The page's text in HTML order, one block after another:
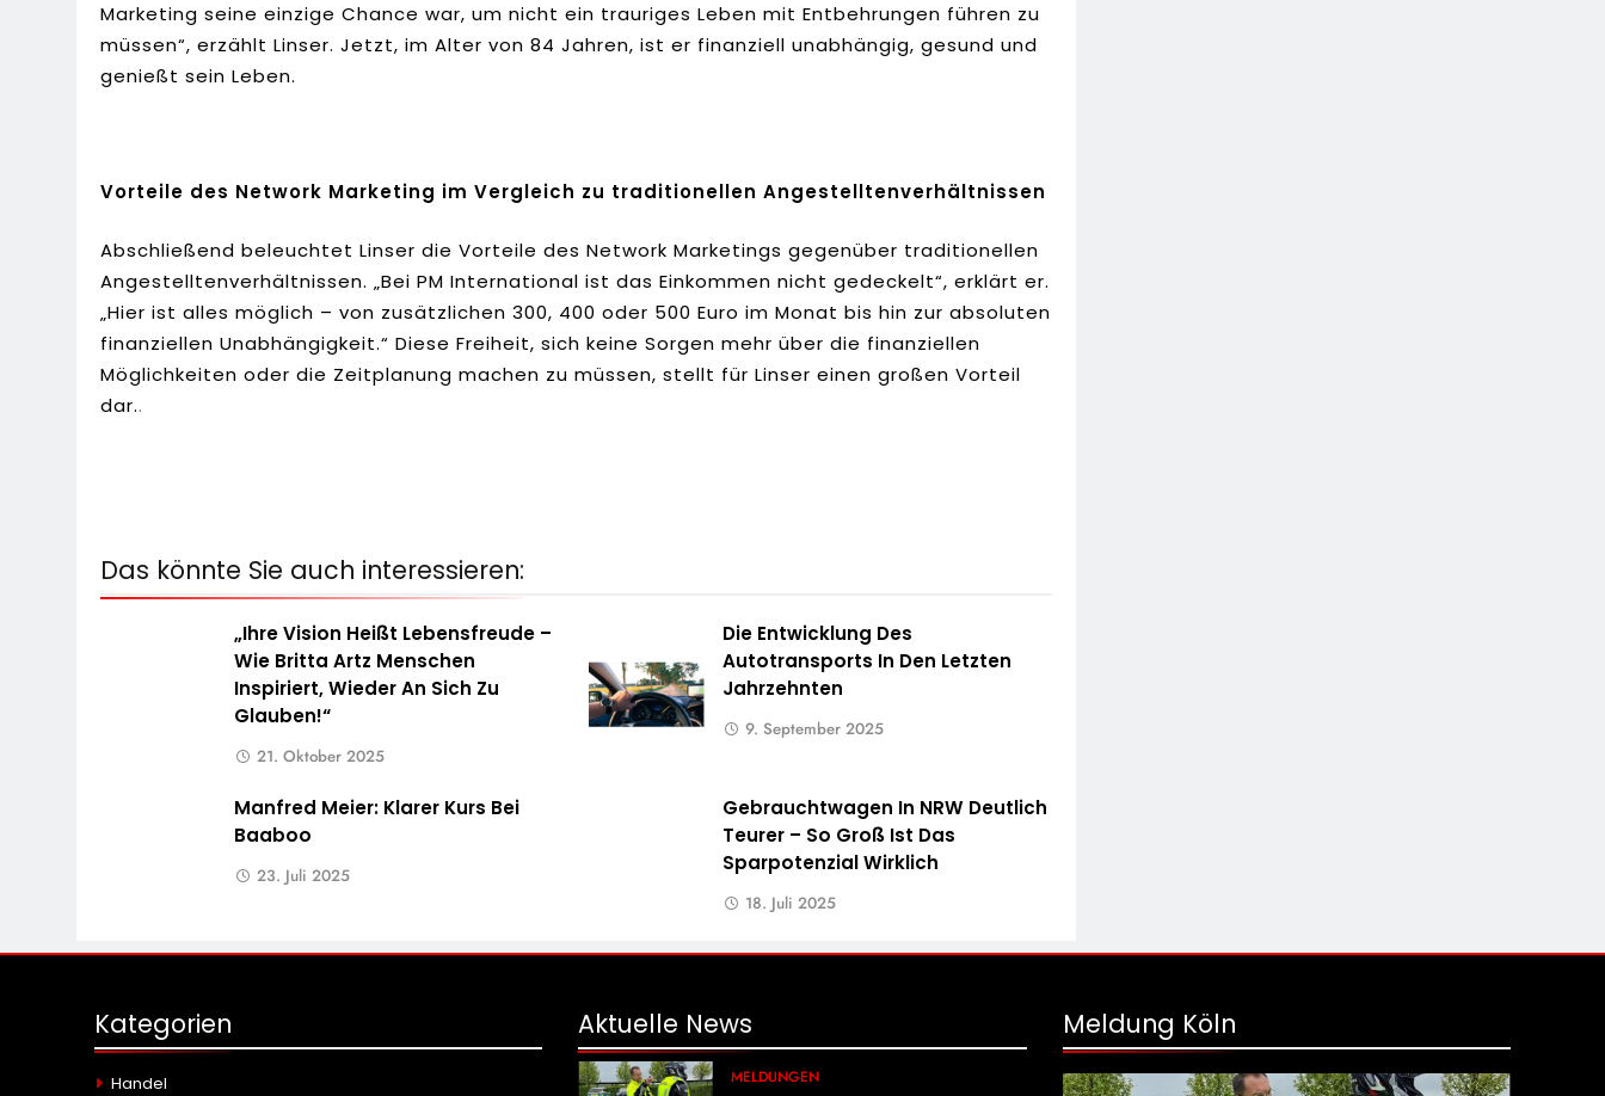
Marketing seine einzige Chance war, um nicht ein trauriges Leben mit Entbehrungen führen zu
müssen“, erzählt Linser. Jetzt, im Alter von 84 Jahren, ist er finanziell unabhängig, gesund und
genießt sein Leben.
Vorteile des Network Marketing im Vergleich zu traditionellen Angestelltenverhältnissen
Abschließend beleuchtet Linser die Vorteile des Network Marketings gegenüber traditionellen
Angestelltenverhältnissen. „Bei PM International ist das Einkommen nicht gedeckelt“, erklärt er.
„Hier ist alles möglich – von zusätzlichen 300, 400 oder 500 Euro im Monat bis hin zur absoluten
finanziellen Unabhängigkeit.“ Diese Freiheit, sich keine Sorgen mehr über die finanziellen
Möglichkeiten oder die Zeitplanung machen zu müssen, stellt für Linser einen großen Vorteil
dar..
Das könnte Sie auch interessieren:
„Ihre Vision Heißt Lebensfreude –
Wie Britta Artz Menschen
Inspiriert, Wieder An Sich Zu
Glauben!“
21. Oktober 2025
Die Entwicklung Des
Autotransports In Den Letzten
Jahrzehnten
9. September 2025
Manfred Meier: Klarer Kurs Bei
Baaboo
23. Juli 2025
Gebrauchtwagen In NRW Deutlich
Teurer – So Groß Ist Das
Sparpotenzial Wirklich
18. Juli 2025
Kategorien
Handel
Aktuelle News
MELDUNGEN
Meldung Köln